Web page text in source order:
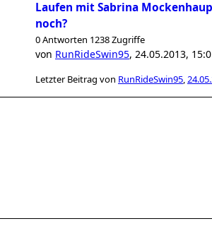
Laufen mit Sabrina
noch?
0 Antworten 1238 Zugriffe
von RunRideSwin95, 24.05.2013,
Letzter Beitrag von RunRideSwin95,